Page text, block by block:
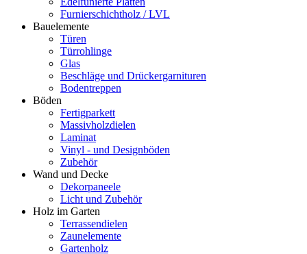
Furnierschichtholz / LVL
Bauelemente
Türen
Türrohlinge
Glas
Beschläge und Drückergarnituren
Bodentreppen
Böden
Fertigparkett
Massivholzdielen
Laminat
Vinyl - und Designböden
Zubehör
Wand und Decke
Dekorpaneele
Licht und Zubehör
Holz im Garten
Terrassendielen
Zaunelemente
Gartenholz